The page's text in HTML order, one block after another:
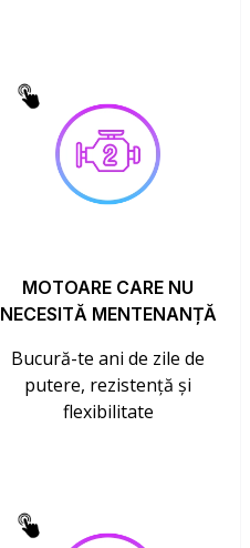
MOTOARE CARE NU
NECESITĂ MENTENANȚĂ
Bucură-te ani de zile de
putere, rezistență și
flexibilitate